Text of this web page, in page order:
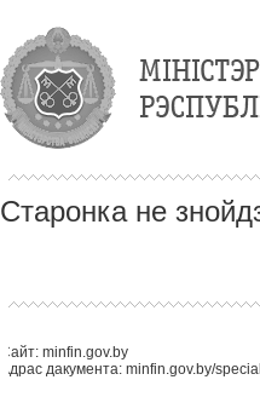
Старонка не
Сайт: minfin.gov.by
Адрас дакумента: minfin.gov.by/